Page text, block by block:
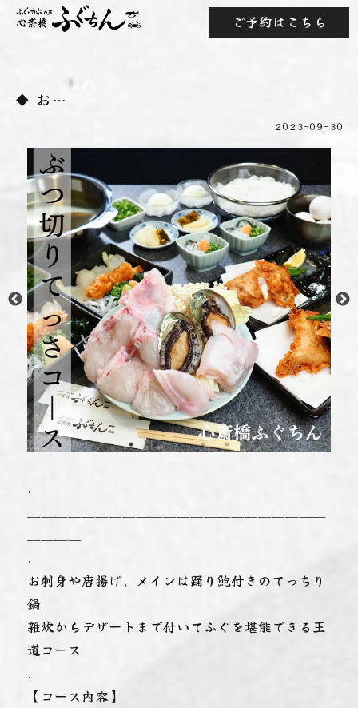
ご予約はこちら
お…
2023-09-30
.
.
お刺身や唐揚げ、メインは踊り鮑付きのてっちり
鍋
雑炊からデザートまで付いてふぐを堪能できる王
道コース︎
.
【コース内容】